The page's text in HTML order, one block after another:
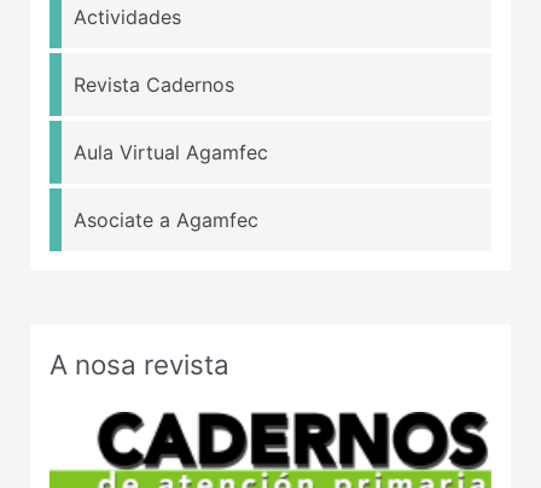
Actividades
Revista Cadernos
Aula Virtual Agamfec
Asociate a Agamfec
A nosa revista